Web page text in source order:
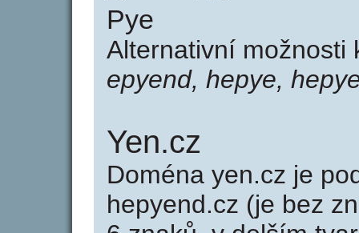
Pye
Alternativní možnosti
epyend, hepye,
Yen.cz
Doména yen.cz je
hepyend.cz (je bez